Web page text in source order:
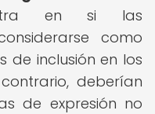
en si las
como
de inclusión en los
deberían
de expresión no